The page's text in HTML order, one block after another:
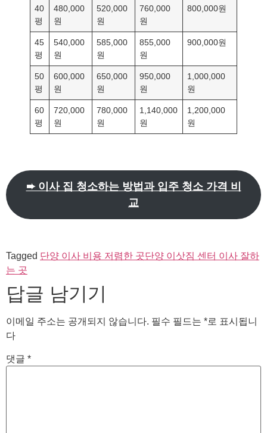
40
평
480,000
원
520,000
원
760,000
원
800,000원
45
평
540,000
원
585,000
원
855,000
원
900,000원
50
평
600,000
원
650,000
원
950,000
원
1,000,000
원
60
평
720,000
원
780,000
원
1,140,000
원
1,200,000
원
➨ 이사 집 청소하는 방법과 입주 청소 가격 비
교
Tagged 단양 이사 비용 저렴한 곳단양 이삿짐 센터 이사 잘하
는 곳
답글 남기기
이메일 주소는 공개되지 않습니다. 필수 필드는 *로 표시됩니
다
댓글 *